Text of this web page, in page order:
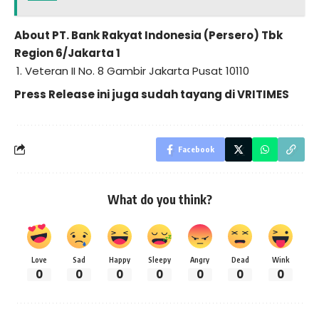
About PT. Bank Rakyat Indonesia (Persero) Tbk
Region 6/Jakarta 1
Veteran II No. 8 Gambir Jakarta Pusat 10110
Press Release ini juga sudah tayang diVRITIMES
Facebook
What do you think?
Love
0
Sad
0
Happy
0
Sleepy
0
Angry
0
Dead
0
Wink
0